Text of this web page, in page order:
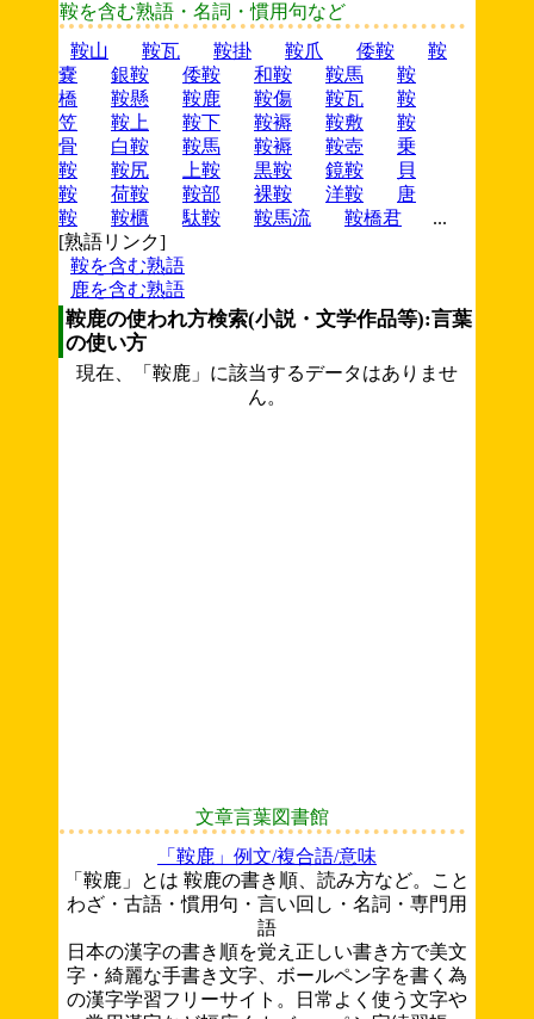
鞍を含む熟語・名詞・慣用句など
鞍山
鞍瓦 鞍掛 鞍爪 倭鞍
鞍
嚢
銀鞍 倭鞍 和鞍 鞍馬
鞍
橋
鞍懸 鞍鹿 鞍傷 鞍瓦
鞍
笠
鞍上 鞍下 鞍褥 鞍敷
鞍
骨
白鞍 鞍馬 鞍褥 鞍壺
乗
鞍
鞍尻 上鞍 黒鞍 鏡鞍
貝
鞍
荷鞍 鞍部 裸鞍 洋鞍
唐
鞍
鞍櫃 駄鞍 鞍馬流 鞍橋君
...
[熟語リンク]
鞍を含む熟語
鹿を含む熟語
鞍鹿の使われ方検索(小説・文学作品等):言葉
の使い方
現在、「鞍鹿」に該当するデータはありませ
ん。
文章言葉図書館
「鞍鹿」例文/複合語/意味
「鞍鹿」とは 鞍鹿の書き順、読み方など。こと
わざ・古語・慣用句・言い回し・名詞・専門用
語
日本の漢字の書き順を覚え正しい書き方で美文
字・綺麗な手書き文字、ボールペン字を書く為
の漢字学習フリーサイト。日常よく使う文字や